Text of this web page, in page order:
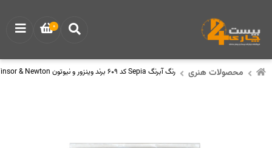
محصولات هنری رنگ آبرنگ Sepia کد 609 برند وینزور و نیوتون Winsor & Newton
0